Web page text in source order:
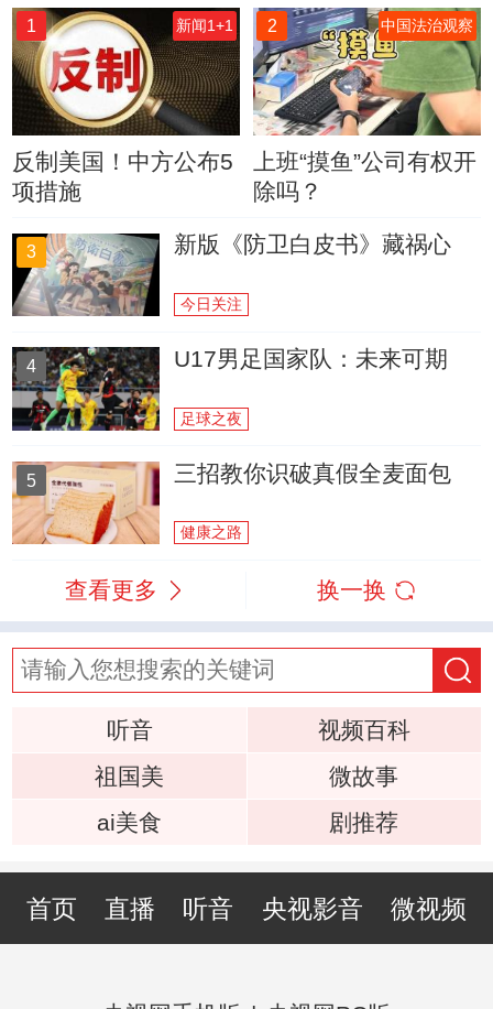
1 新闻1+1
反制美国！中方公布5
项措施
2 中国法治观察
上班“摸鱼”公司有权开
除吗？
3 新版《防卫白皮书》藏祸心
今日关注
4 U17男足国家队：未来可期
足球之夜
5 三招教你识破真假全麦面包
健康之路
查看更多 换一换
听音
视频百科
祖国美
微故事
ai美食
剧推荐
首页 直播 听音 央视影音 微视频